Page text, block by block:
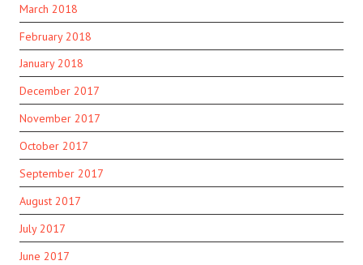
March 2018
February 2018
January 2018
December 2017
November 2017
October 2017
September 2017
August 2017
July 2017
June 2017